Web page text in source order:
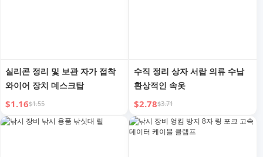
실리콘 정리 및 보관 자가 접착
와이어 장치 데스크탑
$1.16$1.55
수직 정리 상자 서랍 의류 수납
환상적인 속옷
$2.78$3.71